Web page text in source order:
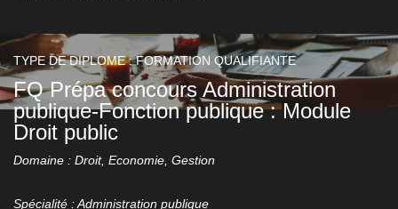
TYPE DE DIPLOME : FORMATION QUALIFIANTE
FQ Prépa concours Administration
publique-Fonction publique : Module
Droit public
Domaine : Droit, Economie, Gestion
Spécialité : Administration publique